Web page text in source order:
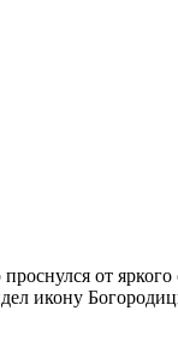
от яркого
икону